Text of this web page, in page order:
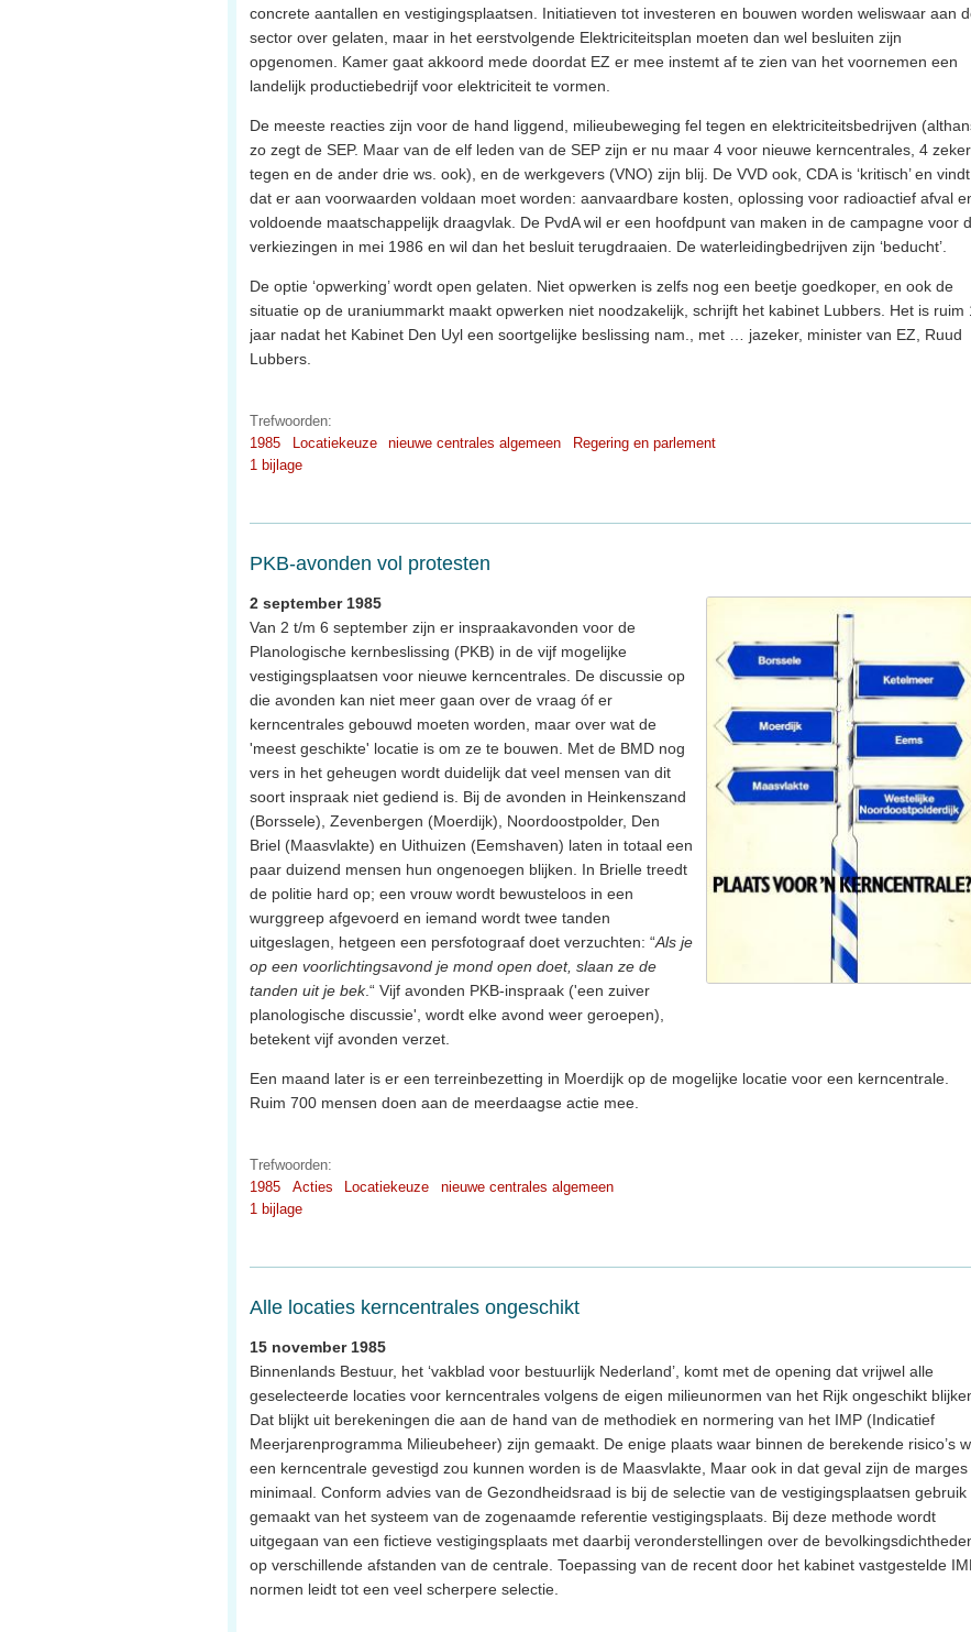
concrete aantallen en vestigingsplaatsen. Initiatieven tot investeren en bouwen worden weliswaar aan
sector over gelaten, maar in het eerstvolgende Elektriciteitsplan moeten dan wel besluiten zijn
opgenomen. Kamer gaat akkoord mede doordat EZ er mee instemt af te zien van het voornemen een
landelijk productiebedrijf voor elektriciteit te vormen.
De meeste reacties zijn voor de hand liggend, milieubeweging fel tegen en elektriciteitsbedrijven
zo zegt de SEP. Maar van de elf leden van de SEP zijn er nu maar 4 voor nieuwe kerncentrales, 4 zeker
tegen en de ander drie ws. ook), en de werkgevers (VNO) zijn blij. De VVD ook, CDA is ‘kritisch’ en vindt
dat er aan voorwaarden voldaan moet worden: aanvaardbare kosten, oplossing voor radioactief afval
voldoende maatschappelijk draagvlak. De PvdA wil er een hoofdpunt van maken in de campagne voor
verkiezingen in mei 1986 en wil dan het besluit terugdraaien. De waterleidingbedrijven zijn ‘beducht’.
De optie ‘opwerking’ wordt open gelaten. Niet opwerken is zelfs nog een beetje goedkoper, en ook de
situatie op de uraniummarkt maakt opwerken niet noodzakelijk, schrijft het kabinet Lubbers. Het is ruim
jaar nadat het Kabinet Den Uyl een soortgelijke beslissing nam., met … jazeker, minister van EZ, Ruud
Lubbers.
Trefwoorden:
1985
Locatiekeuze nieuwe centrales algemeen
Regering en parlement
1 bijlage
PKB-avonden vol protesten
2 september 1985
Van 2 t/m 6 september zijn er inspraakavonden voor de
Planologische kernbeslissing (PKB) in de vijf mogelijke
vestigingsplaatsen voor nieuwe kerncentrales. De discussie op
die avonden kan niet meer gaan over de vraag óf er
kerncentrales gebouwd moeten worden, maar over wat de
'meest geschikte' locatie is om ze te bouwen. Met de BMD nog
vers in het geheugen wordt duidelijk dat veel mensen van dit
soort inspraak niet gediend is. Bij de avonden in Heinkenszand
(Borssele), Zevenbergen (Moerdijk), Noordoostpolder, Den
Briel (Maasvlakte) en Uithuizen (Eemshaven) laten in totaal een
paar duizend mensen hun ongenoegen blijken. In Brielle treedt
de politie hard op; een vrouw wordt bewusteloos in een
wurggreep afgevoerd en iemand wordt twee tanden
uitgeslagen, hetgeen een persfotograaf doet verzuchten: “Als je
op een voorlichtingsavond je mond open doet, slaan ze de
tanden uit je bek.“ Vijf avonden PKB-inspraak ('een zuiver
planologische discussie', wordt elke avond weer geroepen),
betekent vijf avonden verzet.
Een maand later is er een terreinbezetting in Moerdijk op de mogelijke locatie voor een kerncentrale.
Ruim 700 mensen doen aan de meerdaagse actie mee.
Trefwoorden:
1985
Acties Locatiekeuze
nieuwe centrales algemeen
1 bijlage
Alle locaties kerncentrales ongeschikt
15 november 1985
Binnenlands Bestuur, het ‘vakblad voor bestuurlijk Nederland’, komt met de opening dat vrijwel alle
geselecteerde locaties voor kerncentrales volgens de eigen milieunormen van het Rijk ongeschikt
Dat blijkt uit berekeningen die aan de hand van de methodiek en normering van het IMP (Indicatief
Meerjarenprogramma Milieubeheer) zijn gemaakt. De enige plaats waar binnen de berekende risico’s
een kerncentrale gevestigd zou kunnen worden is de Maasvlakte, Maar ook in dat geval zijn de marges
minimaal. Conform advies van de Gezondheidsraad is bij de selectie van de vestigingsplaatsen gebruik
gemaakt van het systeem van de zogenaamde referentie vestigingsplaats. Bij deze methode wordt
uitgegaan van een fictieve vestigingsplaats met daarbij veronderstellingen over de
op verschillende afstanden van de centrale. Toepassing van de recent door het kabinet vastgestelde
normen leidt tot een veel scherpere selectie.